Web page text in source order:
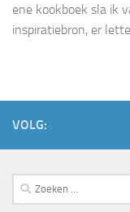
ene kookboek sla ik
inspiratiebron, er
VOLG:
Zoeken
naar: